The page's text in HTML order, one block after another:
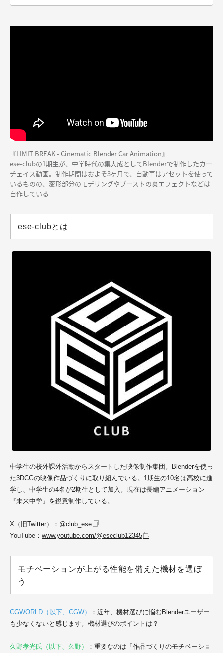
『LIMIT BREAK - Cinematic Blender Car Animation』
ese-clubの1期生が、中学時代の集大成としてBlenderで制作したカー
チェイス動画。制作期間はおよそ3ヶ月で、自動車はアセットを使って
いるものの、変形部分のモデリングやブーストの炎エフェクトなどは
自作している
ese-clubとは
中学生の校外課外活動からスタートした映像制作集団。Blenderを使っ
た3DCGの映像作品づくりに取り組んでいる。1期生の10名は高校に進
学し、中学生の4名が2期生として加入。現在は長編アニメーション
『未来中学』を鋭意制作している。
X（旧Twitter）： @club_ese
YouTube： www.youtube.com/@eseclub12345
モチベーションが上がる性能を備えた機材を選ぼ
う
CGWORLD（以下、CGW）
：近年、機材選びに悩むBlenderユーザー
も少なくないと感じます。機材選びのポイントは？
久野孝光氏（以下、久野）
：重要なのは「作品づくりのモチベーショ